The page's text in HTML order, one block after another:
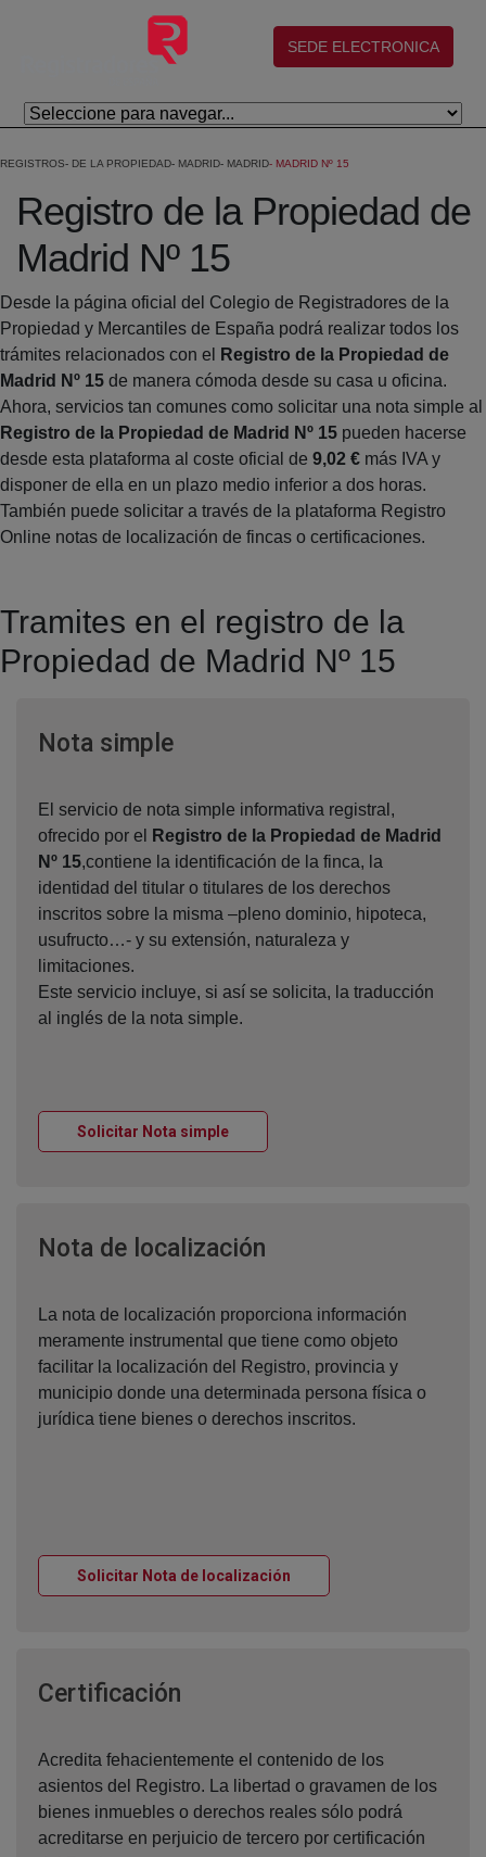
Salta al contingut principal
(abre en nueva ventana)
SEDE ELECTRONICA
REGISTROS DE LA PROPIEDAD MADRID MADRID MADRID Nº 15
Registro de la Propiedad de
Madrid Nº 15
Desde la página oficial del Colegio de Registradores de la
Propiedad y Mercantiles de España podrá realizar todos los
trámites relacionados con el
Registro de la Propiedad de
Madrid Nº 15 de manera cómoda desde su casa u oficina.
Ahora, servicios tan comunes como solicitar una nota simple al
Registro de la Propiedad de Madrid Nº 15 pueden hacerse
desde esta plataforma al coste oficial de 9,02 € más IVA y
disponer de ella en un plazo medio inferior a dos horas.
También puede solicitar a través de la plataforma Registro
Online notas de localización de fincas o certificaciones.
Tramites en el registro de la
Propiedad de Madrid Nº 15
Nota simpleVentana nueva
El servicio de nota simple informativa registral,
ofrecido por el
Registro de la Propiedad de Madrid
Nº 15,contiene la identificación de la finca, la
identidad del titular o titulares de los derechos
inscritos sobre la misma –pleno dominio, hipoteca,
usufructo…- y su extensión, naturaleza y
limitaciones.
Este servicio incluye, si así se solicita, la traducción
al inglés de la nota simple.
Solicitar Nota simpleVentana nueva
Nota de localización
La nota de localización proporciona información
meramente instrumental que tiene como objeto
facilitar la localización del Registro, provincia y
municipio donde una determinada persona física o
jurídica tiene bienes o derechos inscritos.
Solicitar Nota de localización
Certificación
Acredita fehacientemente el contenido de los
asientos del Registro. La libertad o gravamen de los
bienes inmuebles o derechos reales sólo podrá
acreditarse en perjuicio de tercero por certificación